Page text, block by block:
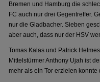
Bremen und Hamburg die
FC auch nur drei Gegentreffer.
nur die Gladbacher. Sieben
aber auch, dass nur der HSV
Tomas Kalas und Patrick
Mittelstürmer Anthony Ujah ist
mehr als ein Tor erzielen konnte